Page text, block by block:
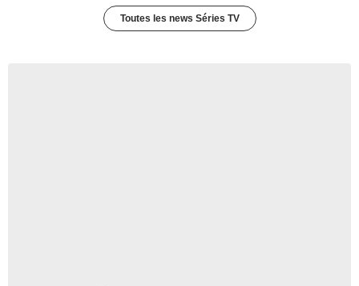
Toutes les news Séries TV